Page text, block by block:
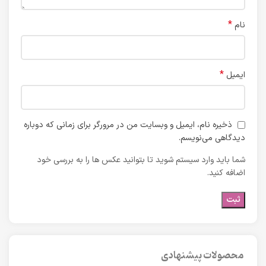
نام *
ایمیل *
ذخیره نام، ایمیل و وبسایت من در مرورگر برای زمانی که دوباره
دیدگاهی می‌نویسم.
شما باید وارد سیستم شوید تا بتوانید عکس ها را به بررسی خود
اضافه کنید.
محصولات پیشنهادی